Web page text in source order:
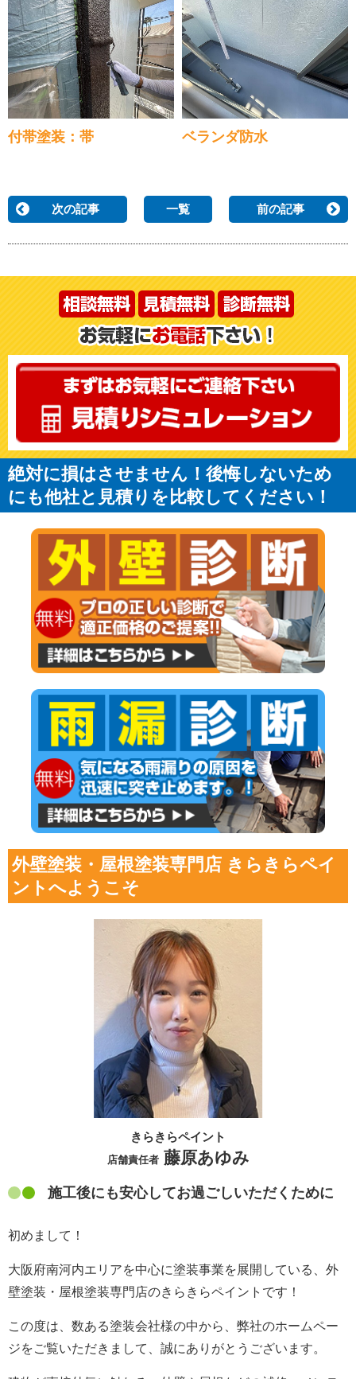
付帯塗装：帯 ベランダ防水
次の記事 一覧 前の記事
絶対に損はさせません！後悔しないため
にも他社と見積りを比較してください！
外壁塗装・屋根塗装専門店 きらきらペイ
ントへようこそ
きらきらペイント
店舗責任者藤原あゆみ
施工後にも安心してお過ごしいただくために
初めまして！
大阪府南河内エリアを中心に塗装事業を展開している、外
壁塗装・屋根塗装専門店のきらきらペイントです！
この度は、数ある塗装会社様の中から、弊社のホームペー
ジをご覧いただきまして、誠にありがとうございます。